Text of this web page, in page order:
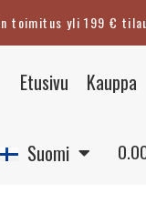
toimitus yli 199 €
Etusivu Kauppa
Suomi
English
Deutsch